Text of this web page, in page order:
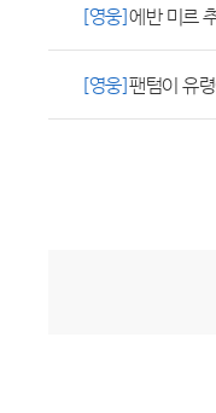
[영웅]에반 미르
[영웅]팬텀이 유